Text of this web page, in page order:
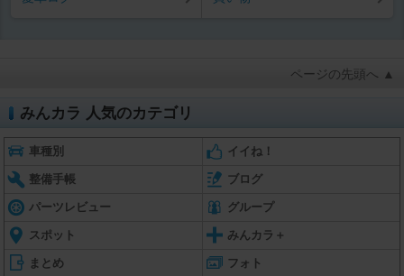
ページの先頭へ ▲
みんカラ 人気のカテゴリ
車種別 イイね！
整備手帳 ブログ
パーツレビュー グループ
スポット みんカラ＋
まとめ フォト